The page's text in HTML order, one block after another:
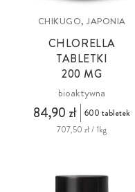
CHIKUGO, JAPONIA
CHLORELLA
TABLETKI
200 MG
bioaktywna
84,90 zł
600 tabletek
707,50 zł / 1kg